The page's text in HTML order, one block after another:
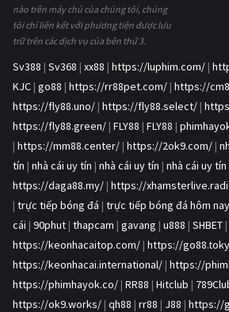
nào trên máy chủ của chúng tôi, chúng
tôi chỉ liên kết với phương tiện được lưu
trữ trên các dịch vụ của bên thứ 3.
Sv388 | Sv368 | xx88 | https://luphim.com/ |
KJC | go88 | https://rr88pet.com/ | https://
https://fly88.uno/ | https://fly88.select/ |
https://fly88.green/ | FLY88 | FLY88 |
| https://mm88.center/ | https://2ok9.com/ |
tín | nhà cái uy tín | nhà cái uy tín | nhà cái uy tín
https://daga88.my/ | https://
| trực tiếp bóng đá | trực tiếp bóng đá hôm nay
cái | 90phut | thapcam | gavang | u888 | SHBET |
https://keonhacaitop.com/ | https://
https://keonhacai.international/ | https://
https://phimhayok.co/ | RR88 | Hitclub |
https://ok9.works/ | qh88 | rr88 | J88 | https://